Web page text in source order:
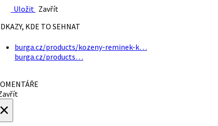
Uložit Zavřít
KDE TO SEHNAT
burga.cz/products/kozeny-reminek-k…
burga.cz/products…